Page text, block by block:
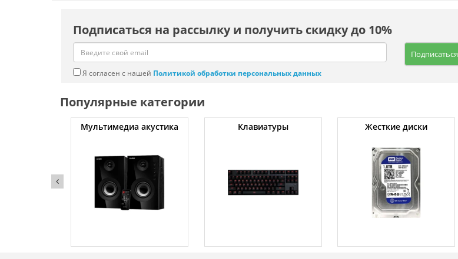
Подписаться на рассылку и получить скидку до 10%
Подписаться
Я согласен с нашей Политикой обработки персональных данных
Популярные категории
Мультимедиа акустика Клавиатуры Жесткие диски